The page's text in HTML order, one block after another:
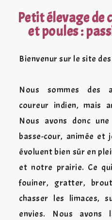
Petit élevage de
et poules :
Bienvenur sur le site
Nous sommes des
coureur indien, mais
Nous avons donc
basse-cour, animée et
évoluent bien sûr en
et notre prairie. Ce
fouiner, gratter,
chasser les limaces,
envies. Nous avons